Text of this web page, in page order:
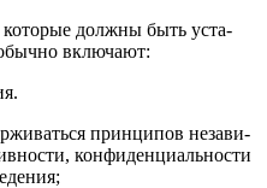
которые должны быть уста­
включают:
принципов незави­
конфиденциальности